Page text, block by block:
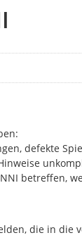
defekte
betreffen,
die in die